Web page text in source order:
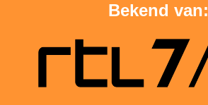
Bekend van: